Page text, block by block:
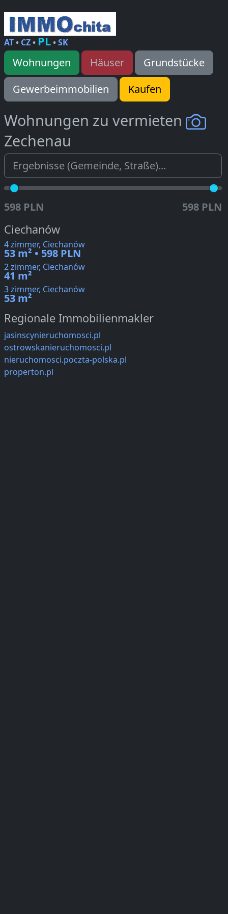
AT• CZ• PL•SK
Wohnungen Häuser
Grundstücke
Gewerbeimmobilien
Kaufen
Wohnungen zu vermieten
Zechenau
598 PLN 598 PLN
Ciechanów
4 zimmer, Ciechanów
53 m² • 598 PLN
2 zimmer, Ciechanów
41 m²
3 zimmer, Ciechanów
53 m²
Regionale Immobilienmakler
jasinscynieruchomosci.pl
ostrowskanieruchomosci.pl
nieruchomosci.poczta-polska.pl
properton.pl